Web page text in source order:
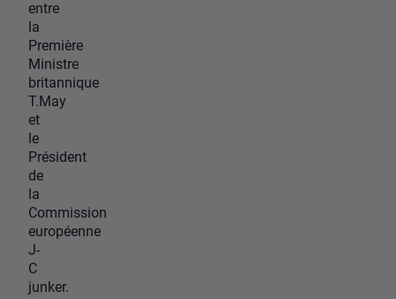
entre
la
Première
Ministre
britannique
T.May
et
le
Président
de
la
Commission
européenne
J-
C
junker.